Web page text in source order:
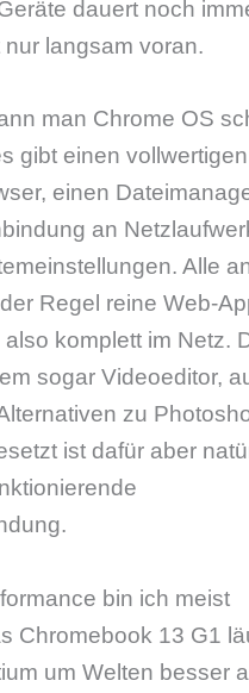
dauert noch
langsam voran.
man Chrome OS
gibt einen vollwertigen
einen
an
Alle
Regel reine Web-
komplett im Netz.
sogar Videoeditor,
zu
ist dafür aber
bin ich meist
Chromebook 13 G1
um Welten besser